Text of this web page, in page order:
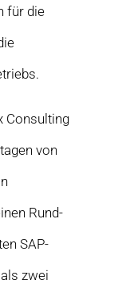
für die
Consulting
von
Rund-
SAP-
zwei